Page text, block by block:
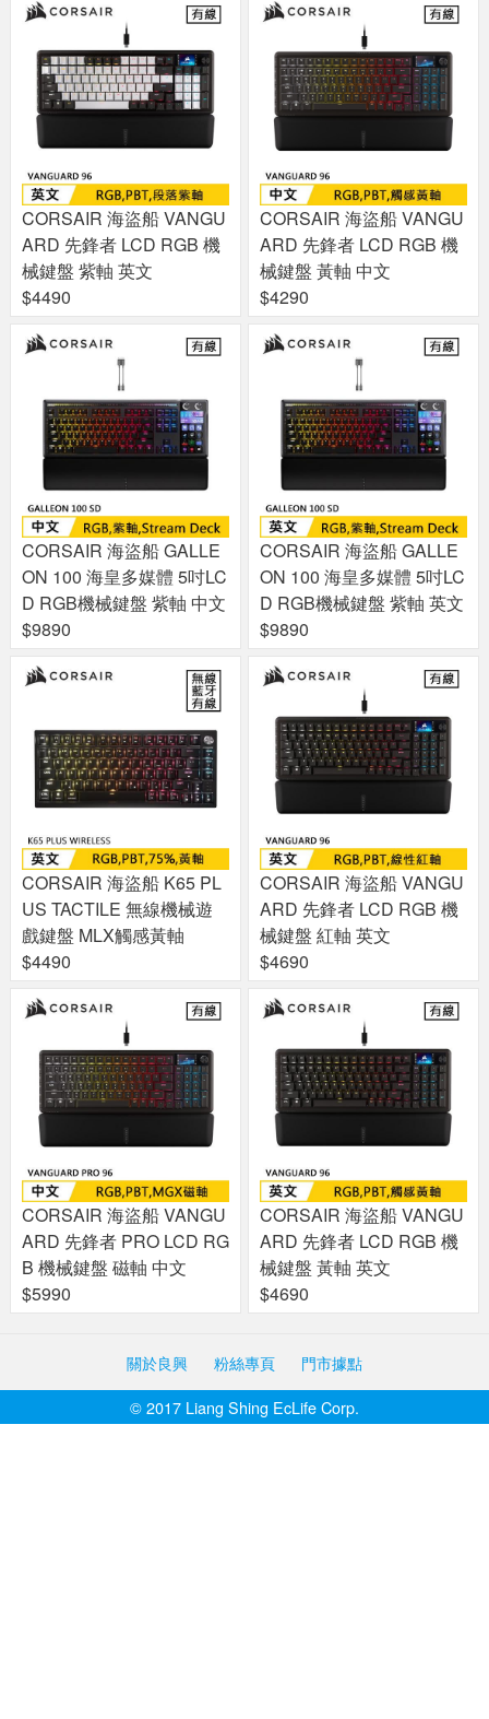
CORSAIR 海盜船 VANGU
ARD 先鋒者 LCD RGB 機
械鍵盤 紫軸 英文
$4490
CORSAIR 海盜船 VANGU
ARD 先鋒者 LCD RGB 機
械鍵盤 黃軸 中文
$4290
CORSAIR 海盜船 GALLE
ON 100 海皇多媒體 5吋LC
D RGB機械鍵盤 紫軸 中文
$9890
CORSAIR 海盜船 GALLE
ON 100 海皇多媒體 5吋LC
D RGB機械鍵盤 紫軸 英文
$9890
CORSAIR 海盜船 K65 PL
US TACTILE 無線機械遊
戲鍵盤 MLX觸感黃軸
$4490
CORSAIR 海盜船 VANGU
ARD 先鋒者 LCD RGB 機
械鍵盤 紅軸 英文
$4690
CORSAIR 海盜船 VANGU
ARD 先鋒者 PRO LCD RG
B 機械鍵盤 磁軸 中文
$5990
CORSAIR 海盜船 VANGU
ARD 先鋒者 LCD RGB 機
械鍵盤 黃軸 英文
$4690
關於良興 粉絲專頁
門市據點
© 2017 Liang Shing EcLife Corp.